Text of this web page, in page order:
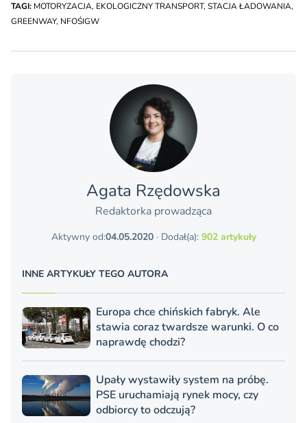
TAGI: MOTORYZACJA, EKOLOGICZNY TRANSPORT, STACJA ŁADOWANIA,
GREENWAY, NFOŚIGW
Agata Rzędowska
Redaktorka prowadząca
Aktywny od:04.05.2020· Dodał(a): 902 artykuły
INNE ARTYKUŁY TEGO AUTORA
Europa chce chińskich fabryk. Ale
stawia coraz twardsze warunki. O co
naprawdę chodzi?
Upały wystawiły system na próbę.
PSE uruchamiają rynek mocy, czy
odbiorcy to odczują?